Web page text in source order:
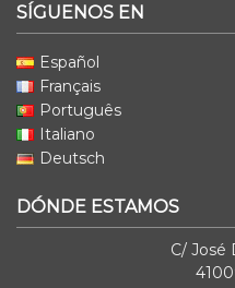
SÍGUENOS EN
Español
Français
Português
Italiano
Deutsch
DÓNDE ESTAMOS
C/ José